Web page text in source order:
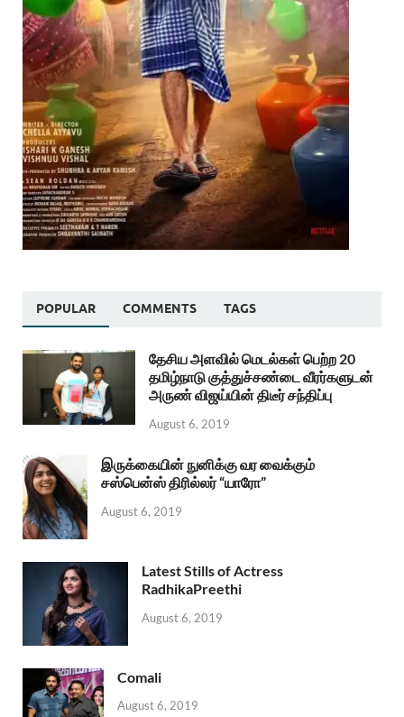
POPULAR COMMENTS TAGS
தேசிய அளவில் மெடல்கள் பெற்ற 20
தமிழ்நாடு குத்துச்சண்டை வீரர்களுடன்
அருண் விஜய்யின் திடீர் சந்திப்பு
August 6, 2019
இருக்கையின் நுனிக்கு வர வைக்கும்
சஸ்பென்ஸ் திரில்லர் “யாரோ”
August 6, 2019
Latest Stills of Actress
RadhikaPreethi
August 6, 2019
Comali
August 6, 2019